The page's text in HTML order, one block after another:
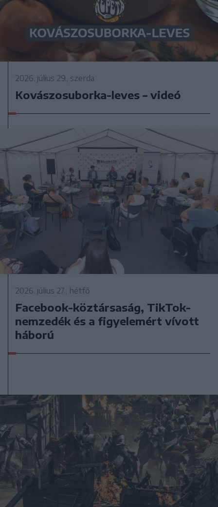
2026. július 29., szerda
Kovászosuborka-leves – videó
2026. július 27., hétfő
Facebook-köztársaság, TikTok-
nemzedék és a figyelemért vívott
háború